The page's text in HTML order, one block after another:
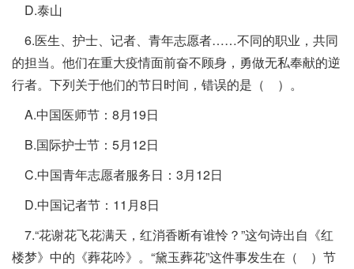
D.泰山
6.医生、护士、记者、青年志愿者……不同的职业，共同
的担当。他们在重大疫情面前奋不顾身，勇做无私奉献的逆
行者。下列关于他们的节日时间，错误的是（ ）。
A.中国医师节：8月19日
B.国际护士节：5月12日
C.中国青年志愿者服务日：3月12日
D.中国记者节：11月8日
7.“花谢花飞花满天，红消香断有谁怜？”这句诗出自《红
楼梦》中的《葬花吟》。“黛玉葬花”这件事发生在（ ）节